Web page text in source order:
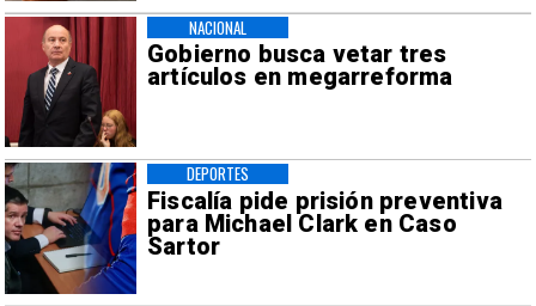
Gobierno busca vetar tres
artículos en megarreforma
NACIONAL
Fiscalía pide prisión preventiva
para Michael Clark en Caso
Sartor
DEPORTES